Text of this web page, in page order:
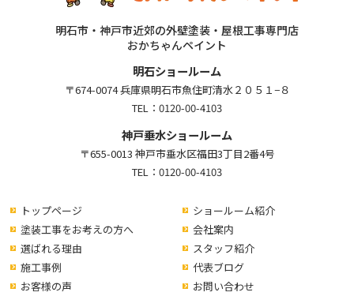
明石市・神戸市近郊の外壁塗装・屋根工事専門店
おかちゃんペイント
明石ショールーム
〒674-0074 兵庫県明石市魚住町清水２０５１−８
TEL： 0120-00-4103
神戸垂水ショールーム
〒655-0013 神戸市垂水区福田3丁目2番4号
TEL： 0120-00-4103
トップページ
塗装工事をお考えの方へ
選ばれる理由
ショールーム紹介
会社案内
スタッフ紹介
施工事例
お客様の声
代表ブログ
お問い合わせ